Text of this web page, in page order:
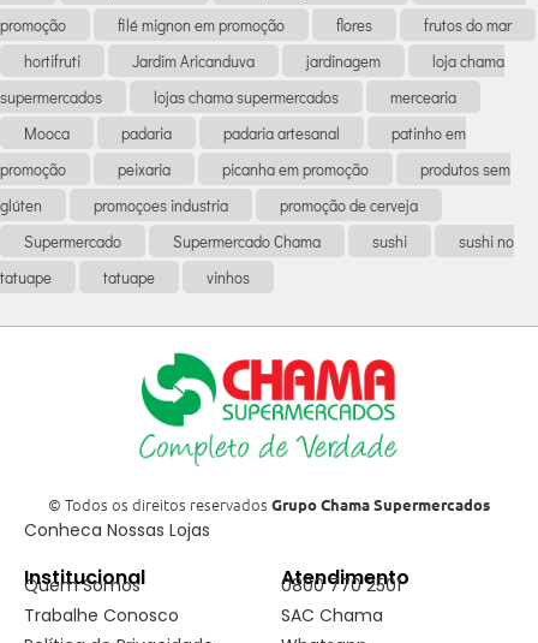
promoção
filé mignon em promoção flores
frutos do mar
hortifruti
Jardim Aricanduva jardinagem
loja chama
supermercados
lojas chama supermercados
mercearia
Mooca
padaria padaria artesanal
patinho em
promoção
peixaria picanha em promoção
produtos sem
glúten
promoçoes industria
promoção de cerveja
Supermercado
Supermercado Chama sushi
sushi no
tatuape
tatuape vinhos
© Todos os direitos reservados Grupo Chama Supermercados
Conheca Nossas Lojas
Institucional
Quem Somos
Trabalhe Conosco
Atendimento
0800 770 2501
SAC Chama